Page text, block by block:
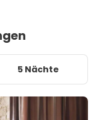
5 Nächte